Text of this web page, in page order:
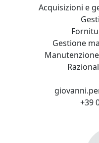
Acquisizioni e
Gestione
+39